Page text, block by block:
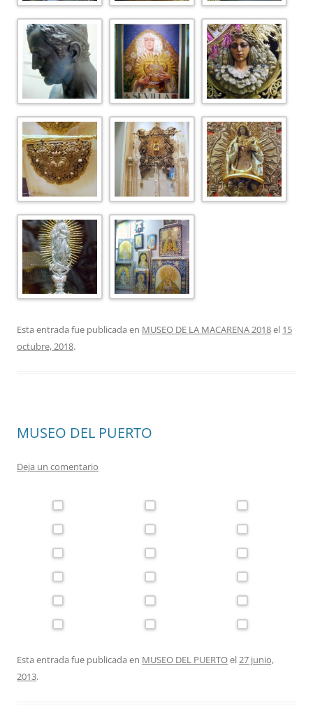
Esta entrada fue publicada en MUSEO DE LA MACARENA 2018el 15
octubre, 2018.
MUSEO DEL PUERTO
Deja un comentario
Esta entrada fue publicada en MUSEO DEL PUERTOel27 junio,
2013.